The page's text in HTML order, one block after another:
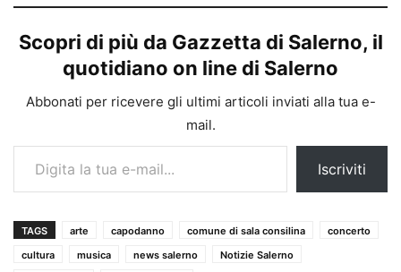
Scopri di più da Gazzetta di Salerno, il
quotidiano on line di Salerno
Abbonati per ricevere gli ultimi articoli inviati alla tua e-
mail.
Digita la tua e-mail...
Iscriviti
TAGS arte capodanno comune di sala consilina
concerto
cultura
musica news salerno
Notizie Salerno